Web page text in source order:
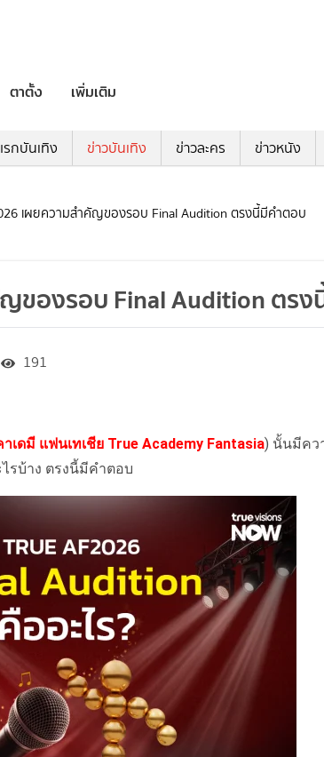
ตาตั้ง เพิ่มเติม
รกบันเทิง ข่าวบันเทิง ข่าวละคร ข่าวหนัง
เผยความสำคัญของรอบ Final Audition ตรงนี้มีคำตอบ
ของรอบ Final Audition ตร
191
เดมี แฟนเทเชีย True Academy Fantasia) นั้นมีคว
รบ้าง ตรงนี้มีคำตอบ